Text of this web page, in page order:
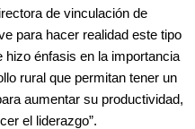
de vinculación de
para hacer realidad este tipo
hizo énfasis en la importancia
rural que permitan tener un
aumentar su productividad,
el liderazgo”.